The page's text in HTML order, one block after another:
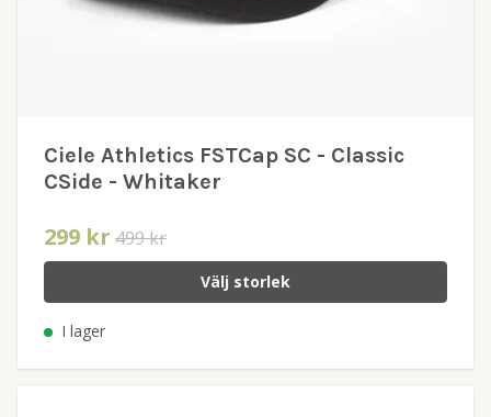
Ciele Athletics FSTCap SC - Classic
CSide - Whitaker
299 kr 499 kr
Välj storlek
I lager